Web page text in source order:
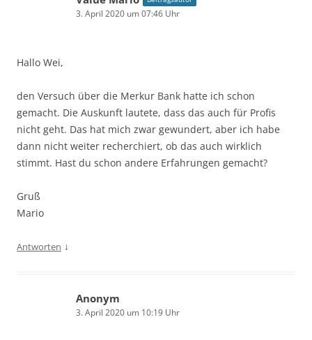
3. April 2020 um 07:46 Uhr
Hallo Wei,
den Versuch über die Merkur Bank hatte ich schon
gemacht. Die Auskunft lautete, dass das auch für Profis
nicht geht. Das hat mich zwar gewundert, aber ich habe
dann nicht weiter recherchiert, ob das auch wirklich
stimmt. Hast du schon andere Erfahrungen gemacht?
Gruß
Mario
Antworten ↓
Anonym
3. April 2020 um 10:19 Uhr